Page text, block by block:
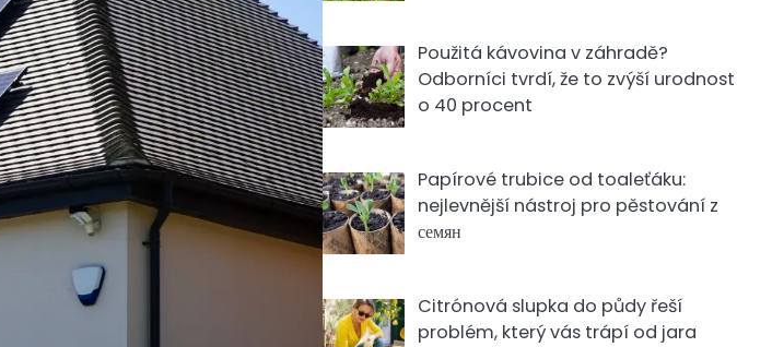
Použitá kávovina v záhradě?
Odborníci tvrdí, že to zvýší urodnost
o 40 procent
Papírové trubice od toaleťáku:
nejlevnější nástroj pro pěstování z
семян
Citrónová slupka do půdy řeší
problém, který vás trápí od jara